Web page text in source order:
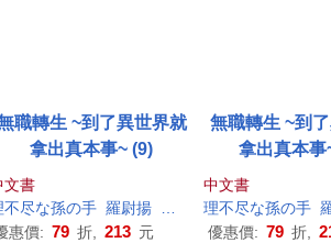
職轉生 ~到了異世界就
拿出真本事~ (9)
文書
不尽な孫の手 羅尉揚
シロタカ
惠價: 79 折, 213 元
無職轉生 ~到
拿出真本事
中文書
理不尽な孫の手
優惠價: 79 折,